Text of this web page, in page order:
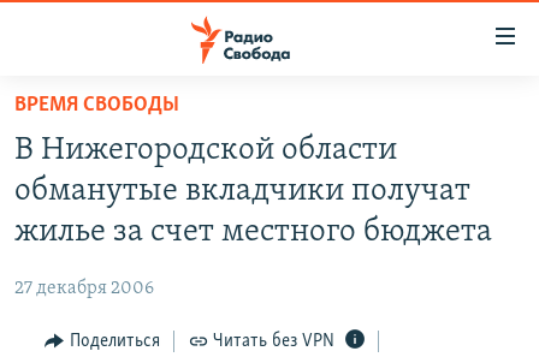
упрощенного
доступа
Вернуться
основному
Вернутся
ПОДКАСТЫ
АВТОРСКИЕ ПРОЕКТЫ
МНЕНИЯ
КУЛЬТУРА
ВРЕМЯ СВОБОДЫ
В Нижегородской области
обманутые вкладчики получат
жилье за счет местного бюджета
27 декабря 2006
Поделиться Читать без VPN